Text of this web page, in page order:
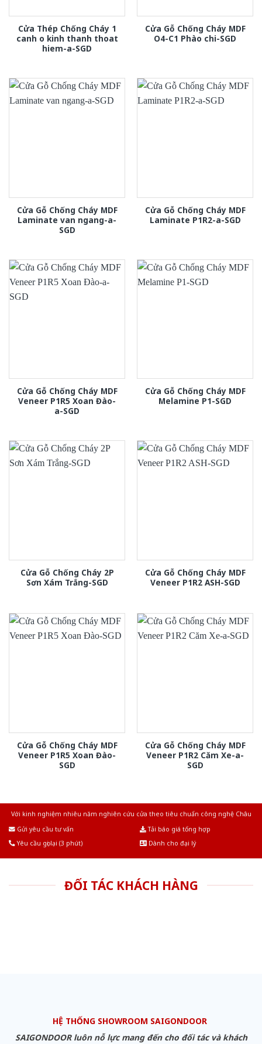
Cửa Thép Chống Cháy 1
canh o kinh thanh thoat
hiem-a-SGD
Cửa Gỗ Chống Cháy MDF
O4-C1 Phào chi-SGD
Cửa Gỗ Chống Cháy MDF
Laminate van ngang-a-
SGD
Cửa Gỗ Chống Cháy MDF
Laminate P1R2-a-SGD
Cửa Gỗ Chống Cháy MDF
Veneer P1R5 Xoan Đào-
a-SGD
Cửa Gỗ Chống Cháy MDF
Melamine P1-SGD
Cửa Gỗ Chống Cháy 2P
Sơn Xám Trắng-SGD
Cửa Gỗ Chống Cháy MDF
Veneer P1R2 ASH-SGD
Cửa Gỗ Chống Cháy MDF
Veneer P1R5 Xoan Đào-
SGD
Cửa Gỗ Chống Cháy MDF
Veneer P1R2 Căm Xe-a-
SGD
Với kinh nghiệm nhiêu năm nghiên cứu cửa theo tiêu chuẩn công nghệ Châu
Gửi yêu cầu tư vấn
Tải báo giá tổng hợp
Yêu cầu gọi lại (3 phút)
Dành cho đại lý
ĐỐI TÁC KHÁCH HÀNG
HỆ THỐNG SHOWROOM SAIGONDOOR
SAIGONDOOR luôn nỗ lực mang đến cho đối tác và khách